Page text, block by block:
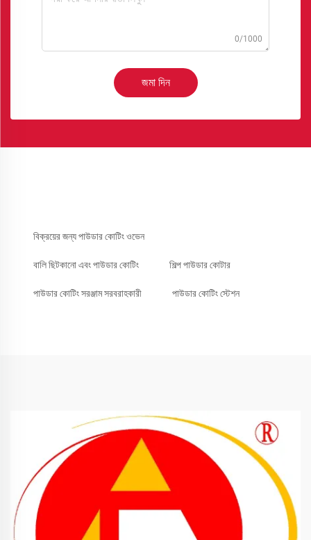
0/1000
জমা দিন
বিক্রয়ের জন্য পাউডার কোটিং ওভেন
বালি ছিটকানো এবং পাউডার কোটিং শিল্প পাউডার কোটার
পাউডার কোটিং সরঞ্জাম সরবরাহকারী পাউডার কোটিং স্টেশন